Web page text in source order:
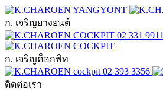
ก. เจริญยางยนต์
02 331 9911
ก. เจริญค็อกพิท
02 393 3356
ติดต่อเรา